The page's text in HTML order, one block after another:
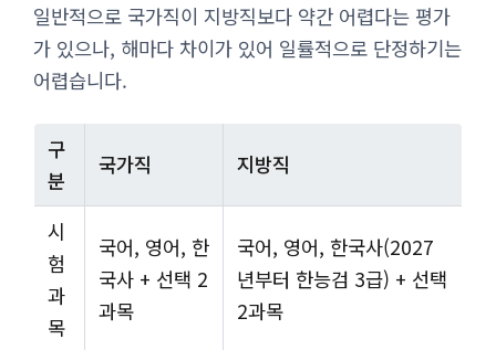
일반적으로 국가직이 지방직보다 약간 어렵다는 평가
가 있으나, 해마다 차이가 있어 일률적으로 단정하기는
어렵습니다.
구
분
국가직 지방직
시
험
과
목
국어, 영어, 한
국사 + 선택 2
과목
국어, 영어, 한국사(2027
년부터 한능검 3급) + 선택
2과목